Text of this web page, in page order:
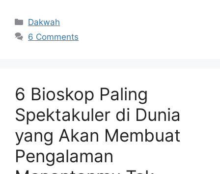
Categories
Dakwah
6 Comments
6 Bioskop Paling
Spektakuler di Dunia
yang Akan Membuat
Pengalaman